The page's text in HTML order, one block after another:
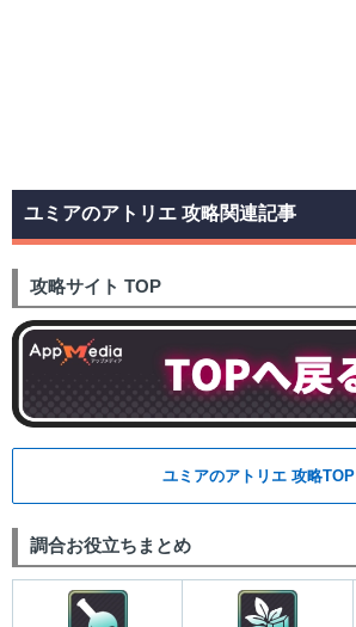
ユミアのアトリエ 攻略関連記事
攻略サイト TOP
ユミアのアトリエ 攻略TOP
調合お役立ちまとめ